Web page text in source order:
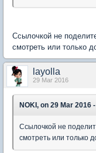
Ссылочкой не
смотреть или только
layolla
29 Mar 2016
NOKI, on 29 Mar 2016
Ссылочкой не
смотреть или только